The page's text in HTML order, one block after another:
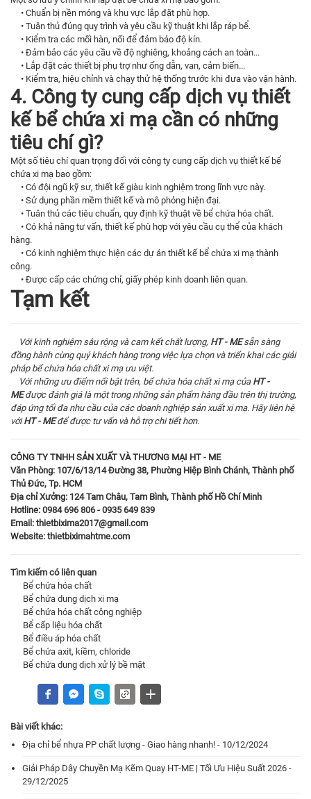
• Chuẩn bị nền móng và khu vực lắp đặt phù hợp.
• Tuân thủ đúng quy trình và yêu cầu kỹ thuật khi lắp ráp bể.
• Kiểm tra các mối hàn, nối để đảm bảo độ kín.
• Đảm bảo các yêu cầu về độ nghiêng, khoảng cách an toàn...
• Lắp đặt các thiết bị phụ trợ như ống dẫn, van, cảm biến...
• Kiểm tra, hiệu chỉnh và chạy thử hệ thống trước khi đưa vào vận hành.
4. Công ty cung cấp dịch vụ thiết
kế bể chứa xi mạ cần có những
tiêu chí gì?
Một số tiêu chí quan trọng đối với công ty cung cấp dịch vụ thiết kế bể
chứa xi mạ bao gồm:
• Có đội ngũ kỹ sư, thiết kế giàu kinh nghiệm trong lĩnh vực này.
• Sử dụng phần mềm thiết kế và mô phỏng hiện đại.
• Tuân thủ các tiêu chuẩn, quy định kỹ thuật về bể chứa hóa chất.
• Có khả năng tư vấn, thiết kế phù hợp với yêu cầu cụ thể của khách
hàng.
• Có kinh nghiệm thực hiện các dự án thiết kế bể chứa xi mạ thành
công.
• Được cấp các chứng chỉ, giấy phép kinh doanh liên quan.
Tạm kết
Với kinh nghiệm sâu rộng và cam kết chất lượng, HT - MEsẵn sàng
đồng hành cùng quý khách hàng trong việc lựa chọn và triển khai các giải
pháp bể chứa hóa chất xi mạ ưu việt.
Với những ưu điểm nổi bật trên, bể chứa hóa chất xi mạ của HT -
MEđược đánh giá là một trong những sản phẩm hàng đầu trên thị trường,
đáp ứng tối đa nhu cầu của các doanh nghiệp sản xuất xi mạ. Hãy liên hệ
vớiHT - MEđể được tư vấn và hỗ trợ chi tiết hơn.
CÔNG TY TNHH SẢN XUẤT VÀ THƯƠNG MẠI HT - ME
Văn Phòng: 107/6/13/14 Đường 38, Phường Hiệp Bình Chánh, Thành phố
Thủ Đức, Tp. HCM
Địa chỉ Xưởng: 124 Tam Châu, Tam Bình, Thành phố Hồ Chí Minh
Hotline: 0984 696 806 - 0935 649 839
Email: thietbixima2017@gmail.com
Website: thietbiximahtme.com
Tìm kiếm có liên quan
Bể chứa hóa chất
Bể chứa dung dịch xi mạ
Bể chứa hóa chất công nghiệp
Bể cấp liệu hóa chất
Bể điều áp hóa chất
Bể chứa axit, kiềm, chloride
Bể chứa dung dịch xử lý bề mặt
Bài viết khác:
Địa chỉ bể nhựa PP chất lượng - Giao hàng nhanh! - 10/12/2024
Giải Pháp Dây Chuyền Mạ Kẽm Quay HT-ME | Tối Ưu Hiệu Suất 2026 -
29/12/2025